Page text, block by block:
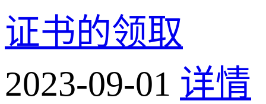
证书的领取
2023-09-01 详情